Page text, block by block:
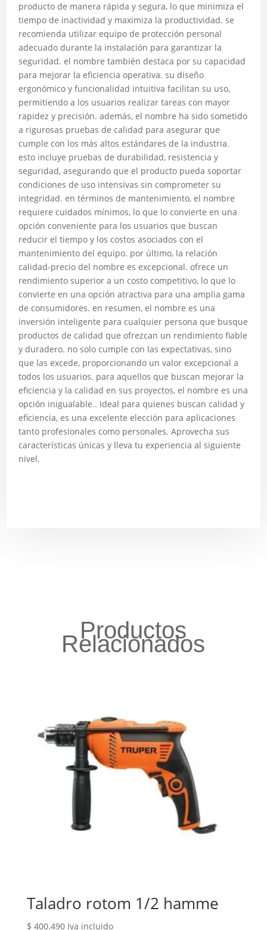
producto de manera rápida y segura, lo que minimiza el
tiempo de inactividad y maximiza la productividad. se
recomienda utilizar equipo de protección personal
adecuado durante la instalación para garantizar la
seguridad. el nombre también destaca por su capacidad
para mejorar la eficiencia operativa. su diseño
ergonómico y funcionalidad intuitiva facilitan su uso,
permitiendo a los usuarios realizar tareas con mayor
rapidez y precisión. además, el nombre ha sido sometido
a rigurosas pruebas de calidad para asegurar que
cumple con los más altos estándares de la industria.
esto incluye pruebas de durabilidad, resistencia y
seguridad, asegurando que el producto pueda soportar
condiciones de uso intensivas sin comprometer su
integridad. en términos de mantenimiento, el nombre
requiere cuidados mínimos, lo que lo convierte en una
opción conveniente para los usuarios que buscan
reducir el tiempo y los costos asociados con el
mantenimiento del equipo. por último, la relación
calidad-precio del nombre es excepcional. ofrece un
rendimiento superior a un costo competitivo, lo que lo
convierte en una opción atractiva para una amplia gama
de consumidores. en resumen, el nombre es una
inversión inteligente para cualquier persona que busque
productos de calidad que ofrezcan un rendimiento fiable
y duradero. no solo cumple con las expectativas, sino
que las excede, proporcionando un valor excepcional a
todos los usuarios. para aquellos que buscan mejorar la
eficiencia y la calidad en sus proyectos, el nombre es una
opción inigualable.. Ideal para quienes buscan calidad y
eficiencia, es una excelente elección para aplicaciones
tanto profesionales como personales. Aprovecha sus
características únicas y lleva tu experiencia al siguiente
nivel.
Productos
Relacionados
Taladro rotom 1/2 hamme
$ 400.490 Iva incluido